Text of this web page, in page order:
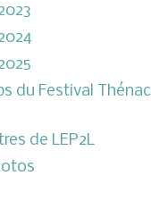
du Festival
de LEP2L